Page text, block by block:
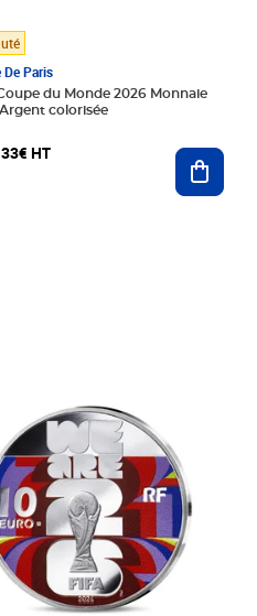
Paris
du Monde 2026 Monnaie
colorisée
HT